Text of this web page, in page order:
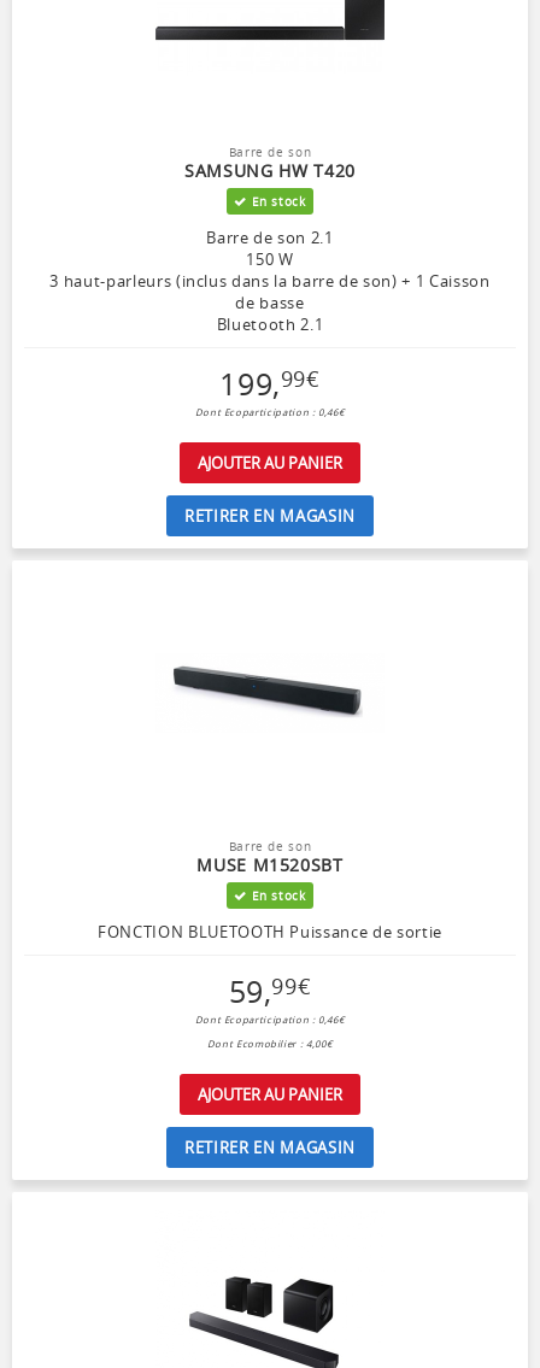
Barre de son
SAMSUNG HW T420
En stock
Barre de son 2.1
150 W
3 haut-parleurs (inclus dans la barre de son) + 1 Caisson
de basse
Bluetooth 2.1
199,99€
Dont Ecoparticipation : 0,46€
AJOUTER AU PANIER
RETIRER EN MAGASIN
Barre de son
MUSE M1520SBT
En stock
FONCTION BLUETOOTH Puissance de sortie
59,99€
Dont Ecoparticipation : 0,46€
Dont Ecomobilier : 4,00€
AJOUTER AU PANIER
RETIRER EN MAGASIN